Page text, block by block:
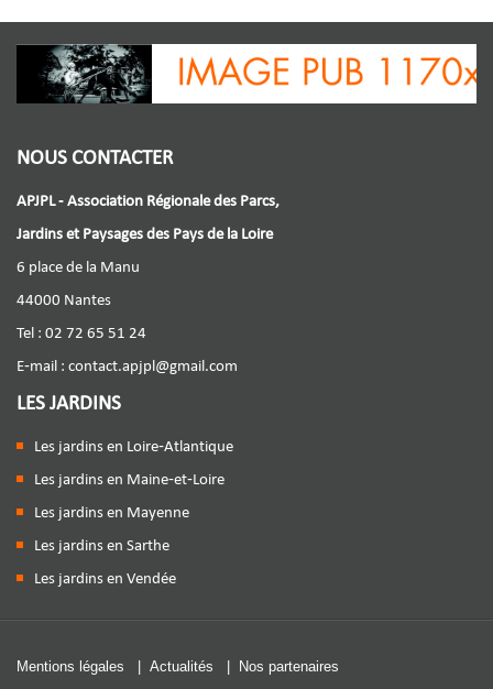
NOUS CONTACTER
APJPL - Association Régionale des Parcs,
Jardins et Paysages des Pays de la Loire
6 place de la Manu
44000 Nantes
Tel : 02 72 65 51 24
E-mail : contact.apjpl@gmail.com
LES JARDINS
Les jardins en Loire-Atlantique
Les jardins en Maine-et-Loire
Les jardins en Mayenne
Les jardins en Sarthe
Les jardins en Vendée
Mentions légales Actualités Nos partenaires